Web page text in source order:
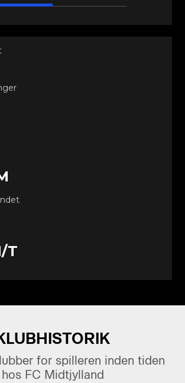
for spilleren inden tiden
hos FC Midtjylland